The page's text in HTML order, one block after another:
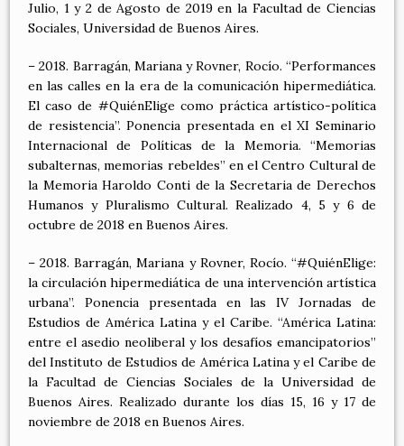
Julio, 1 y 2 de Agosto de 2019 en la Facultad de Ciencias
Sociales, Universidad de Buenos Aires.
– 2018. Barragán, Mariana y Rovner, Rocío. “Performances
en las calles en la era de la comunicación hipermediática.
El caso de #QuiénElige como práctica artístico-política
de resistencia”. Ponencia presentada en el XI Seminario
Internacional de Políticas de la Memoria. “Memorias
subalternas, memorias rebeldes” en el Centro Cultural de
la Memoria Haroldo Conti de la Secretaria de Derechos
Humanos y Pluralismo Cultural. Realizado 4, 5 y 6 de
octubre de 2018 en Buenos Aires.
– 2018. Barragán, Mariana y Rovner, Rocío. “#QuiénElige:
la circulación hipermediática de una intervención artística
urbana”. Ponencia presentada en las IV Jornadas de
Estudios de América Latina y el Caribe. “América Latina:
entre el asedio neoliberal y los desafíos emancipatorios”
del Instituto de Estudios de América Latina y el Caribe de
la Facultad de Ciencias Sociales de la Universidad de
Buenos Aires. Realizado durante los días 15, 16 y 17 de
noviembre de 2018 en Buenos Aires.